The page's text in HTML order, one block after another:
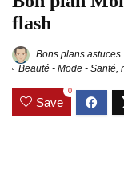
flash
Bons plans astuces
Beauté - Mode - Santé,
Save
0